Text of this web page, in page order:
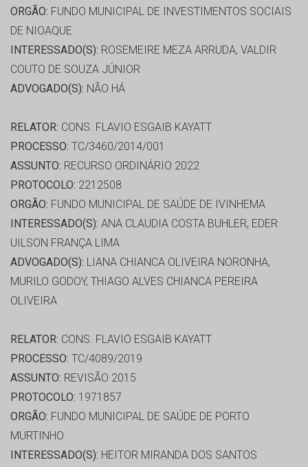
ORGÃO: FUNDO MUNICIPAL DE INVESTIMENTOS SOCIAIS
DE NIOAQUE
INTERESSADO(S): ROSEMEIRE MEZA ARRUDA, VALDIR
COUTO DE SOUZA JÚNIOR
ADVOGADO(S): NÃO HÁ
RELATOR: CONS. FLAVIO ESGAIB KAYATT
PROCESSO: TC/3460/2014/001
ASSUNTO: RECURSO ORDINÁRIO 2022
PROTOCOLO: 2212508
ORGÃO: FUNDO MUNICIPAL DE SAÚDE DE IVINHEMA
INTERESSADO(S): ANA CLAUDIA COSTA BUHLER, EDER
UILSON FRANÇA LIMA
ADVOGADO(S): LIANA CHIANCA OLIVEIRA NORONHA,
MURILO GODOY, THIAGO ALVES CHIANCA PEREIRA
OLIVEIRA
RELATOR: CONS. FLAVIO ESGAIB KAYATT
PROCESSO: TC/4089/2019
ASSUNTO: REVISÃO 2015
PROTOCOLO: 1971857
ORGÃO: FUNDO MUNICIPAL DE SAÚDE DE PORTO
MURTINHO
INTERESSADO(S): HEITOR MIRANDA DOS SANTOS